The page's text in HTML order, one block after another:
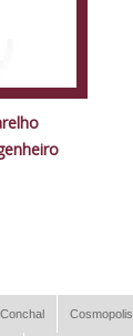
Conchal Cosmopolis